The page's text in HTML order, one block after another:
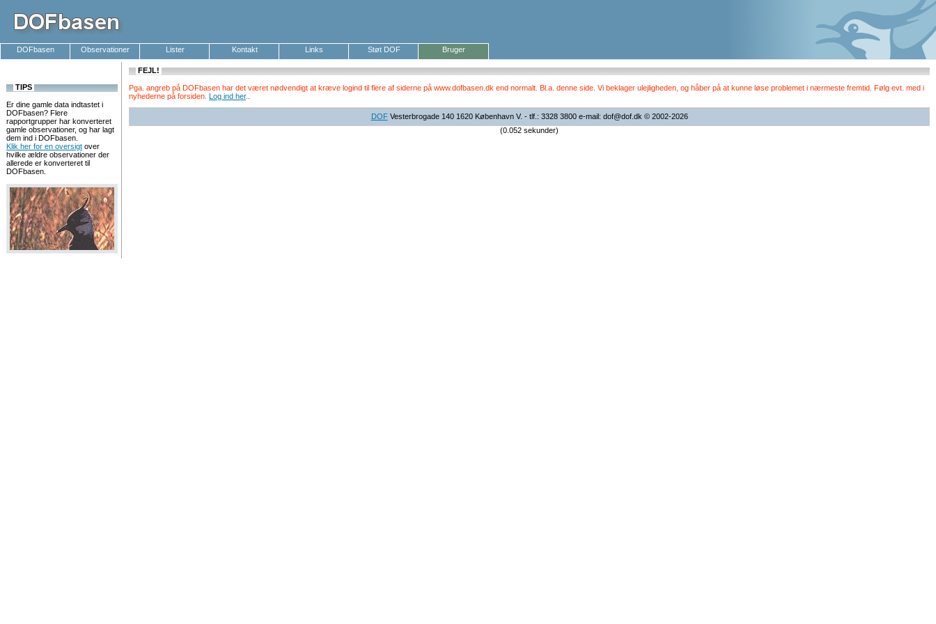
DOFbasen Observationer Lister Kontakt Links Støt DOF Bruger
TIPS
Er dine gamle data indtastet i
DOFbasen? Flere
rapportgrupper har konverteret
gamle observationer, og har lagt
dem ind i DOFbasen.
Klik her for en oversigt over
hvilke ældre observationer der
allerede er konverteret til
DOFbasen.
FEJL!
Pga. angreb på DOFbasen har det været nødvendigt at kræve logind til flere af siderne på www.dofbasen.dk end normalt. Bl.a. denne side. Vi beklager ulejligheden, og håber på at kunne løse problemet i nærmeste fremtid. Følg evt. med i
nyhederne på forsiden. Log ind her.
DOFVesterbrogade 140 1620 København V. - tlf.: 3328 3800 e-mail: dof@dof.dk © 2002-2026
(0.052 sekunder)